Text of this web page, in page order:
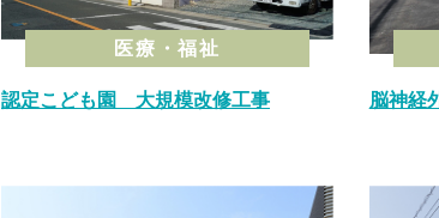
医療・福祉
認定こども園 大規模改修工事
脳神経